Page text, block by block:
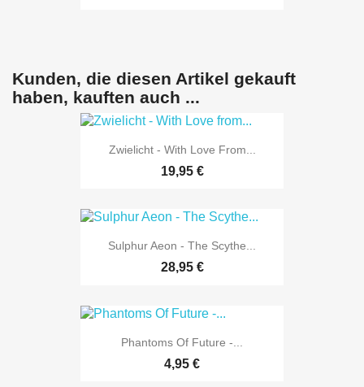
Kunden, die diesen Artikel gekauft
haben, kauften auch ...
Zwielicht - With Love From...
19,95 €
Sulphur Aeon - The Scythe...
28,95 €
Phantoms Of Future -...
4,95 €